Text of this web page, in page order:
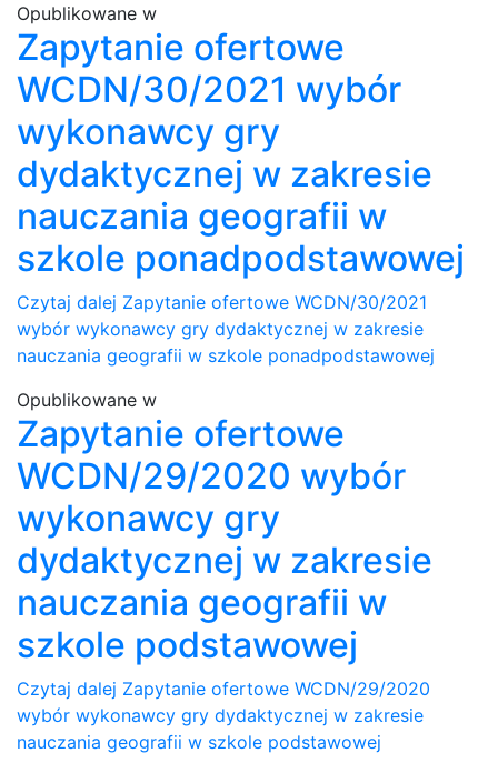
Opublikowane w
Zapytanie ofertowe
WCDN/30/2021 wybór
wykonawcy gry
dydaktycznej w zakresie
nauczania geografii w
szkole ponadpodstawowej
Czytaj dalej Zapytanie ofertowe WCDN/30/2021
wybór wykonawcy gry dydaktycznej w zakresie
nauczania geografii w szkole ponadpodstawowej
Opublikowane w
Zapytanie ofertowe
WCDN/29/2020 wybór
wykonawcy gry
dydaktycznej w zakresie
nauczania geografii w
szkole podstawowej
Czytaj dalej Zapytanie ofertowe WCDN/29/2020
wybór wykonawcy gry dydaktycznej w zakresie
nauczania geografii w szkole podstawowej